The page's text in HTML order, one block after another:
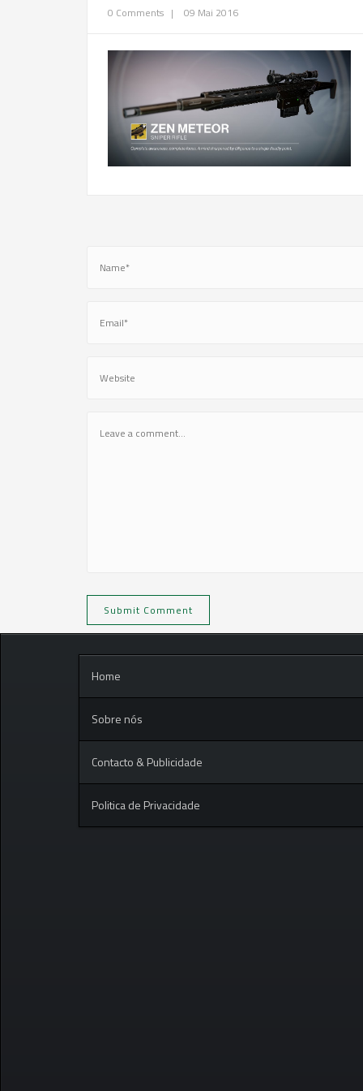
0 Comments | 09 Mai 2016
Home
Sobre nós
Contacto & Publicidade
Politica de Privacidade